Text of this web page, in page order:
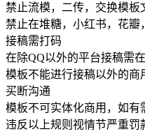
禁止流模，二传，交换模板
禁止在堆糖，小红书，花
接稿需打码
在除QQ以外的平台接稿需
模板不能进行接稿以外的商
买断沟通
模板不可实体化商用，如有
违反以上规则视情节严重罚